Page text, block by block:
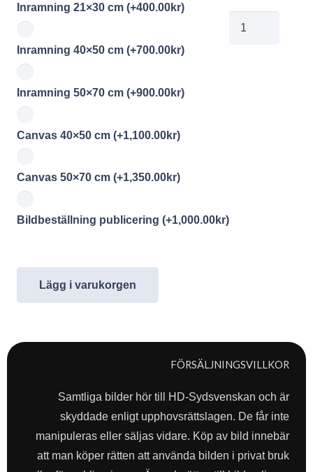
Inramning 21×30 cm (+400.00kr)
Inramning 40×50 cm (+700.00kr)
Inramning 50×70 cm (+900.00kr)
Canvas 40×50 cm (+1,100.00kr)
Canvas 50×70 cm (+1,350.00kr)
Bildbeställning publicering (+1,000.00kr)
Lägg i varukorgen
FÖRSÄLJNINGSVILLKOR
Samtliga bilder hör till HD-Sydsvenskan och är
skyddade enligt upphovsrättslagen. De får inte
manipuleras eller säljas vidare. Köp av bild innebär
att man köper rätten att använda bilden i privat bruk